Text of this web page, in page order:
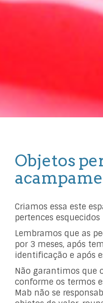
Objetos
Criamos essa este
pertences esquecidos
Lembramos que as
por 3 meses, após
identificação e após
Não garantimos que
conforme os termos
Mab não se